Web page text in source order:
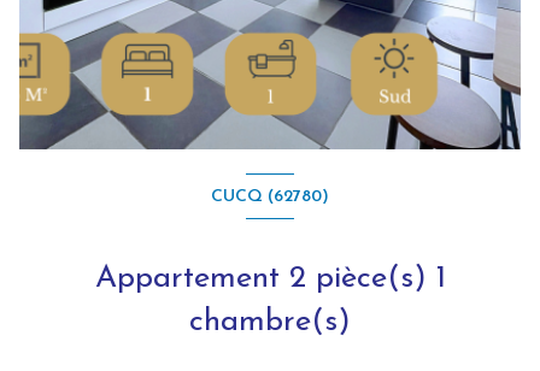
CUCQ (62780)
Appartement 2 pièce(s) 1
chambre(s)